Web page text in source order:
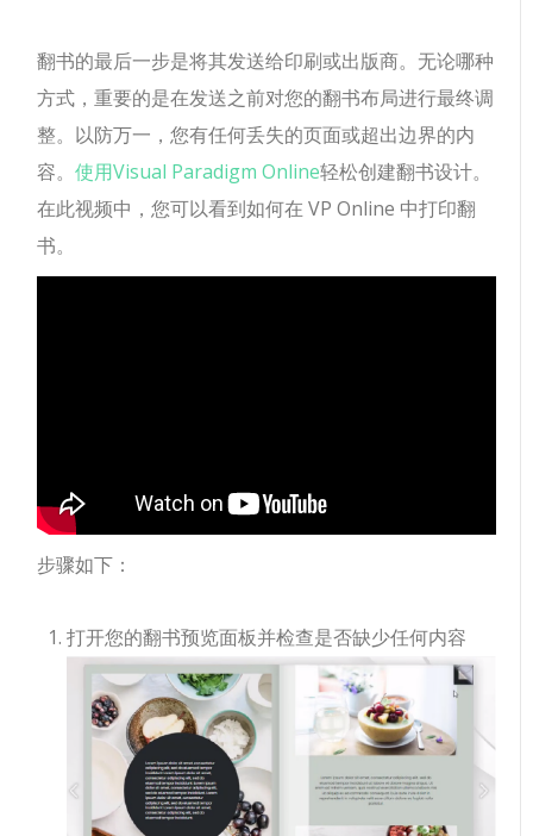
翻书的最后一步是将其发送给印刷或出版商。无论哪种
方式，重要的是在发送之前对您的翻书布局进行最终调
整。以防万一，您有任何丢失的页面或超出边界的内
容。使用Visual Paradigm Online轻松创建翻书设计。
在此视频中，您可以看到如何在 VP Online 中打印翻
书。
步骤如下：
打开您的翻书预览面板并检查是否缺少任何内容